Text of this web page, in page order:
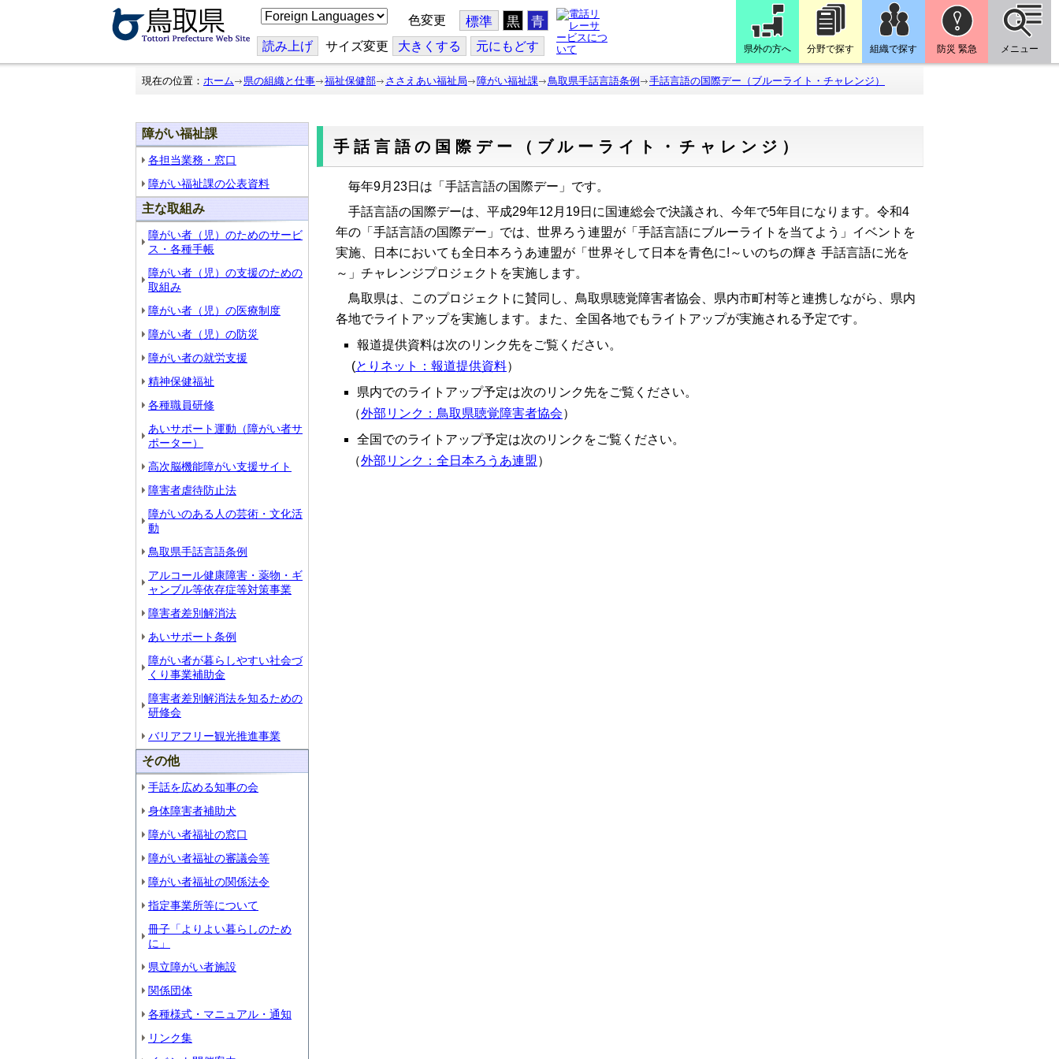
こ
の
ジ
を
翻
色変更 標準 黒 青
読み上げ サイズ変更 大きくする 元にもどす 県外の方へ 分野で探す 組織で探す 防災 緊急 メニュー
現在の位置： ホーム 県の組織と仕事 福祉保健部 ささえあい福祉局 障がい福祉課 鳥取県手話言語条例 手話言語の国際デー（ブルーライト・チャレンジ）
障がい福祉課
各担当業務・窓口
障がい福祉課の公表資料
主な取組み
障がい者（児）のためのサービ
ス・各種手帳
障がい者（児）の支援のための
取組み
障がい者（児）の医療制度
障がい者（児）の防災
障がい者の就労支援
精神保健福祉
各種職員研修
あいサポート運動（障がい者サ
ポーター）
高次脳機能障がい支援サイト
障害者虐待防止法
障がいのある人の芸術・文化活
動
鳥取県手話言語条例
アルコール健康障害・薬物・ギ
ャンブル等依存症等対策事業
障害者差別解消法
あいサポート条例
障がい者が暮らしやすい社会づ
くり事業補助金
障害者差別解消法を知るための
研修会
バリアフリー観光推進事業
その他
手話を広める知事の会
身体障害者補助犬
障がい者福祉の窓口
障がい者福祉の審議会等
障がい者福祉の関係法令
指定事業所等について
冊子「よりよい暮らしのため
に」
県立障がい者施設
関係団体
各種様式・マニュアル・通知
リンク集
手話言語の国際デー（ブルーライト・チャレンジ）
毎年9月23日は「手話言語の国際デー」です。
手話言語の国際デーは、平成29年12月19日に国連総会で決議され、今年で5年目になります。令和4
年の「手話言語の国際デー」では、世界ろう連盟が「手話言語にブルーライトを当てよう」イベントを
実施、日本においても全日本ろうあ連盟が「世界そして日本を青色に!～いのちの輝き 手話言語に光を
～」チャレンジプロジェクトを実施します。
鳥取県は、このプロジェクトに賛同し、鳥取県聴覚障害者協会、県内市町村等と連携しながら、県内
各地でライトアップを実施します。また、全国各地でもライトアップが実施される予定です。
報道提供資料は次のリンク先をご覧ください。
(とりネット：報道提供資料）
県内でのライトアップ予定は次のリンク先をご覧ください。
（外部リンク：鳥取県聴覚障害者協会）
全国でのライトアップ予定は次のリンクをご覧ください。
（外部リンク：全日本ろうあ連盟）